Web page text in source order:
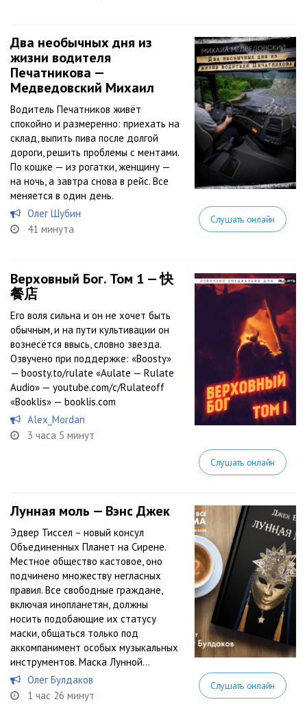
Два необычных дня из
жизни водителя
Печатникова —
Медведовский Михаил
Водитель Печатников живёт
спокойно и размеренно: приехать на
склад, выпить пива после долгой
дороги, решить проблемы с ментами.
По кошке — из рогатки, женщину —
на ночь, а завтра снова в рейс. Все
меняется в один день.
Олег Шубин
41 минута
Слушать онлайн
Верховный Бог. Том 1 — 快
餐店
Его воля сильна и он не хочет быть
обычным, и на пути культивации он
вознесётся ввысь, словно звезда.
Озвучено при поддержке: «Boosty»
— boosty.to/rulate «Aulate — Rulate
Audio» — youtube.com/c/Rulateoff
«Booklis» — booklis.com
Alex_Mordan
3 часа 5 минут
Слушать онлайн
Лунная моль — Вэнс Джек
Эдвер Тиссел – новый консул
Объединенных Планет на Сирене.
Местное общество кастовое, оно
подчинено множеству негласных
правил. Все свободные граждане,
включая инопланетян, должны
носить подобающие их статусу
маски, общаться только под
аккомпанимент особых музыкальных
инструментов. Маска Лунной...
Олег Булдаков
1 час 26 минут
Слушать онлайн